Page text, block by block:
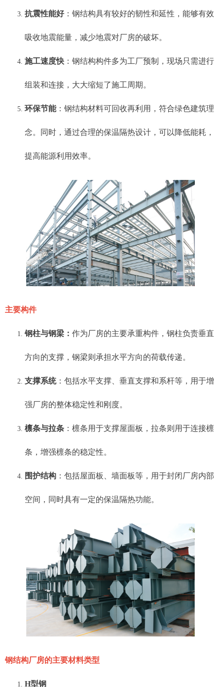
抗震性能好：钢结构具有较好的韧性和延性，能够有效
吸收地震能量，减少地震对厂房的破坏。
施工速度快 ：钢结构构件多为工厂预制，现场只需进行
组装和连接，大大缩短了施工周期。
环保节能：钢结构材料可回收再利用，符合绿色建筑理
念。同时，通过合理的保温隔热设计，可以降低能耗，
提高能源利用效率。
主要构件
钢柱与钢梁： 作为厂房的主要承重构件，钢柱负责垂直
方向的支撑，钢梁则承担水平方向的荷载传递。
支撑系统：包括水平支撑、垂直支撑和系杆等，用于增
强厂房的整体稳定性和刚度。
檩条与拉条 ：檩条用于支撑屋面板，拉条则用于连接檩
条，增强檩条的稳定性。
围护结构 ：包括屋面板、墙面板等，用于封闭厂房内部
空间，同时具有一定的保温隔热功能。
钢结构厂房的主要材料类型
H型钢